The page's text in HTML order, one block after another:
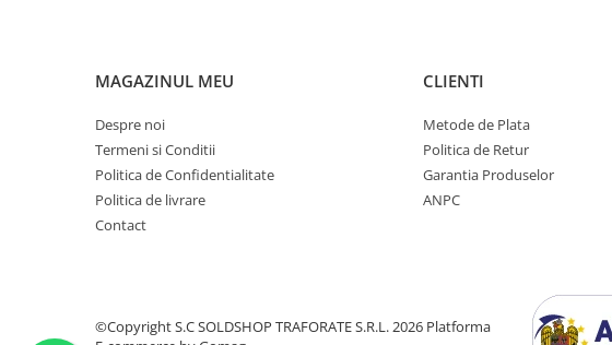
🔶Prețul afișat este pentru o bucată și este valabil pentru
comandă de minim 10 bucăți și NU include grafica.
calcula ulterior în funcție de complexitatea acesteia.
Contactează-ne pentru a discuta despre cerințele tale și
primi o ofertă personalizată.
MAGAZINUL MEU
Despre noi
Termeni si Conditii
Politica de Confidentialitate
Politica de livrare
Contact
CLIENTI
Metode de Plata
Politica de Retur
Garantia Produselor
ANPC
©Copyright S.C SOLDSHOP TRAFORATE S.R.L. 2026 Platforma